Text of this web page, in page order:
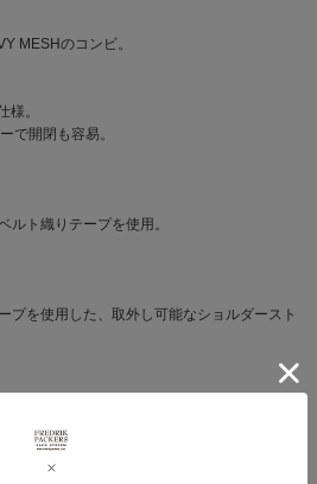
MESHのコンビ。
様。
で開閉も容易。
ルト織りテープを使用。
プを使用した、取外し可能なショルダースト
(サイド) 5cm 開口11cm